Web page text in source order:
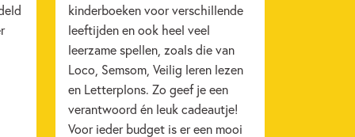
kinderboeken voor verschillende
leeftijden en ook heel veel
leerzame spellen, zoals die van
Loco, Semsom, Veilig leren lezen
en Letterplons. Zo geef je een
verantwoord én leuk cadeautje!
Voor ieder budget is er een mooi